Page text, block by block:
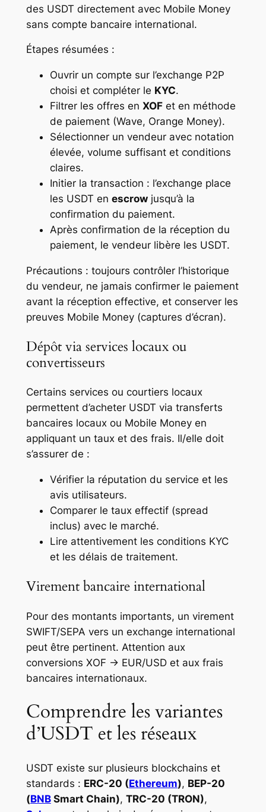
des USDT directement avec Mobile Money
sans compte bancaire international.
Étapes résumées :
Ouvrir un compte sur l’exchange P2P
choisi et compléter le KYC.
Filtrer les offres en XOFet en méthode
de paiement (Wave, Orange Money).
Sélectionner un vendeur avec notation
élevée, volume suffisant et conditions
claires.
Initier la transaction : l’exchange place
les USDT en escrowjusqu’à la
confirmation du paiement.
Après confirmation de la réception du
paiement, le vendeur libère les USDT.
Précautions : toujours contrôler l’historique
du vendeur, ne jamais confirmer le paiement
avant la réception effective, et conserver les
preuves Mobile Money (captures d’écran).
Dépôt via services locaux ou
convertisseurs
Certains services ou courtiers locaux
permettent d’acheter USDT via transferts
bancaires locaux ou Mobile Money en
appliquant un taux et des frais. Il/elle doit
s’assurer de :
Vérifier la réputation du service et les
avis utilisateurs.
Comparer le taux effectif (spread
inclus) avec le marché.
Lire attentivement les conditions KYC
et les délais de traitement.
Virement bancaire international
Pour des montants importants, un virement
SWIFT/SEPA vers un exchange international
peut être pertinent. Attention aux
conversions XOF → EUR/USD et aux frais
bancaires internationaux.
Comprendre les variantes
d’USDT et les réseaux
USDT existe sur plusieurs blockchains et
standards : ERC-20 (Ethereum), BEP-20
(BNBSmart Chain), TRC-20 (TRON),